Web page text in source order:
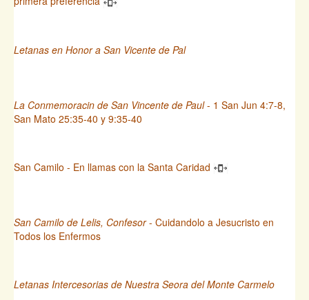
Letanas en Honor a San Vicente de Pal
La Conmemoracin de San Vincente de Paul- 1 San Jun 4:7-8,
San Mato 25:35-40 y 9:35-40
San Camilo - En llamas con la Santa Caridad
San Camilo de Lelis, Confesor- Cuidandolo a Jesucristo en
Todos los Enfermos
Letanas Intercesorias de Nuestra Seora del Monte Carmelo